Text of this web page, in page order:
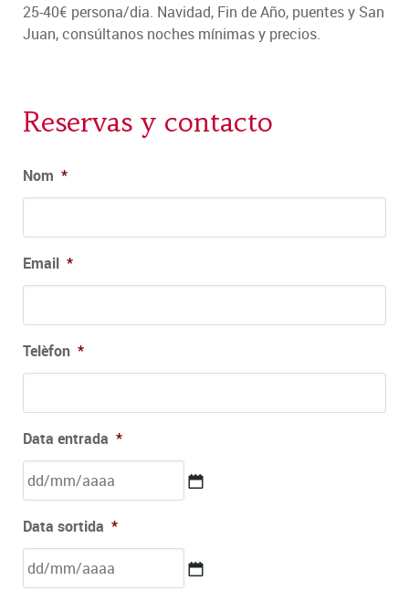
25-40€ persona/dia. Navidad, Fin de Año, puentes y San
Juan, consúltanos noches mínimas y precios.
Reservas y contacto
Nom *
Email *
Telèfon *
Data entrada *
barra
MM
barra
Data sortida *